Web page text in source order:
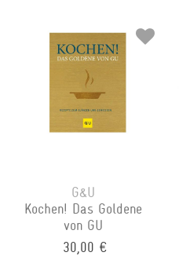
G&U
Kochen! Das Goldene
von GU
30,00 €